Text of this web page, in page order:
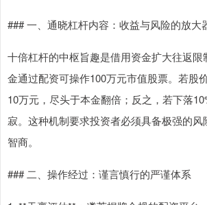
### 一、通晓杠杆内容：收益与风险的放大
十倍杠杆的中枢旨趣是借用资金扩大往返限
金通过配资可操作100万元市值股票。若股
10万元，尽头于本金翻倍；反之，若下落
寂。这种机制要求投资者必须具备极强的
智商。
### 二、操作经过：谨言慎行的严谨体系